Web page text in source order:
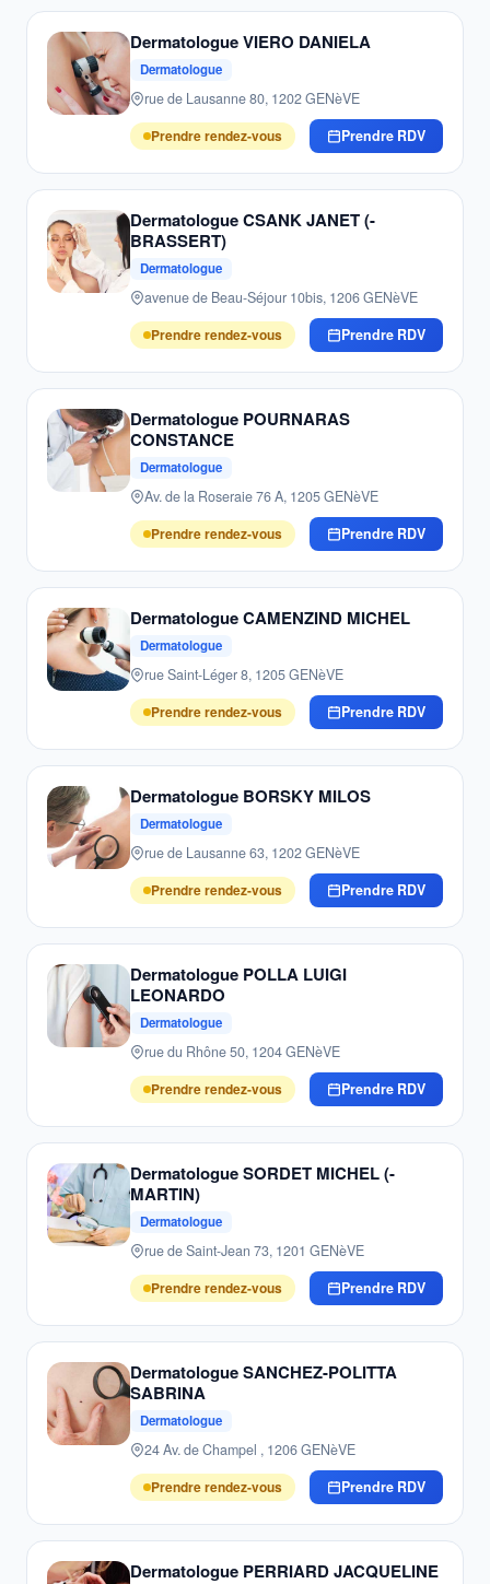
Dermatologue VIERO DANIELA
Dermatologue
rue de Lausanne 80, 1202 GENèVE
Prendre rendez-vous
Prendre RDV
Dermatologue CSANK JANET (-
BRASSERT)
Dermatologue
avenue de Beau-Séjour 10bis, 1206 GENèVE
Prendre rendez-vous
Prendre RDV
Dermatologue POURNARAS
CONSTANCE
Dermatologue
Av. de la Roseraie 76 A, 1205 GENèVE
Prendre rendez-vous
Prendre RDV
Dermatologue CAMENZIND MICHEL
Dermatologue
rue Saint-Léger 8, 1205 GENèVE
Prendre rendez-vous
Prendre RDV
Dermatologue BORSKY MILOS
Dermatologue
rue de Lausanne 63, 1202 GENèVE
Prendre rendez-vous
Prendre RDV
Dermatologue POLLA LUIGI
LEONARDO
Dermatologue
rue du Rhône 50, 1204 GENèVE
Prendre rendez-vous
Prendre RDV
Dermatologue SORDET MICHEL (-
MARTIN)
Dermatologue
rue de Saint-Jean 73, 1201 GENèVE
Prendre rendez-vous
Prendre RDV
Dermatologue SANCHEZ-POLITTA
SABRINA
Dermatologue
24 Av. de Champel , 1206 GENèVE
Prendre rendez-vous
Prendre RDV
Dermatologue PERRIARD JACQUELINE